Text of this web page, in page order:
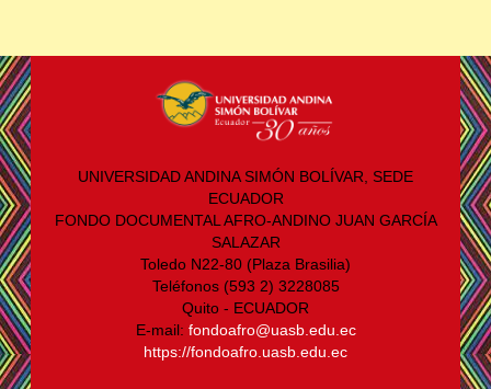
UNIVERSIDAD ANDINA SIMÓN BOLÍVAR, SEDE
ECUADOR
FONDO DOCUMENTAL AFRO-ANDINO JUAN GARCÍA
SALAZAR
Toledo N22-80 (Plaza Brasilia)
Teléfonos (593 2) 3228085
Quito - ECUADOR
E-mail: fondoafro@uasb.edu.ec
https://fondoafro.uasb.edu.ec